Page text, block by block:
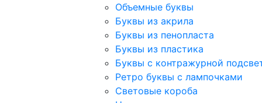
Объемные буквы
Буквы из акрила
Буквы из пенопласта
Буквы из пластика
Буквы с контражурной
Ретро буквы с лампочками
Световые короба